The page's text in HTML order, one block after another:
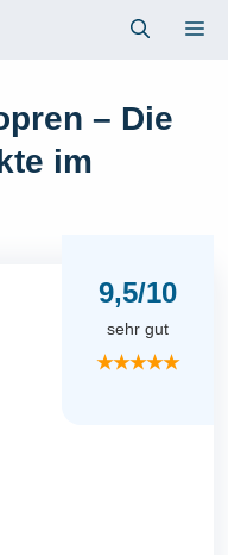
– Die
im
9,5/10
sehr gut
★★★★★